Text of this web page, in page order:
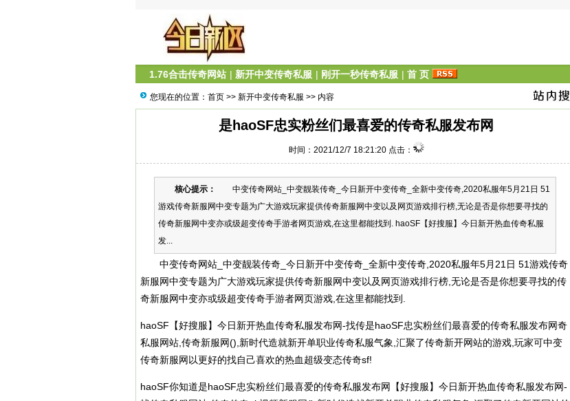
1.76合击传奇网站 | 新开中变传奇私服 | 刚开一秒传奇私服 | 首 页
您现在的位置： 首页 >> 新开中变传奇私服 >> 内容
是haoSF忠实粉丝们最喜爱的传奇私服发布网
时间：2021/12/7 18:21:20 点击：
核心提示：
中变传奇网站_中变靓装传奇_今日新开中变传奇_全新中变传奇,2020私服年5月21日 51
游戏传奇新服网中变专题为广大游戏玩家提供传奇新服网中变以及网页游戏排行榜,无论是否是你想要寻找的
传奇新服网中变亦或级超变传奇手游者网页游戏,在这里都能找到. haoSF【好搜服】今日新开热血传奇私服
发...
中变传奇网站_中变靓装传奇_今日新开中变传奇_全新中变传奇,2020私服年5月21日 51游戏传奇
新服网中变专题为广大游戏玩家提供传奇新服网中变以及网页游戏排行榜,无论是否是你想要寻找的传
奇新服网中变亦或级超变传奇手游者网页游戏,在这里都能找到.
haoSF【好搜服】今日新开热血传奇私服发布网-找传是haoSF忠实粉丝们最喜爱的传奇私服发布网奇
私服网站,传奇新服网(),新时代造就新开单职业传奇私服气象,汇聚了传奇新开网站的游戏,玩家可中变
传奇新服网以更好的找自己喜欢的热血超级变态传奇sf!
haoSF你知道是haoSF忠实粉丝们最喜爱的传奇私服发布网【好搜服】今日新开热血传奇私服发布网-